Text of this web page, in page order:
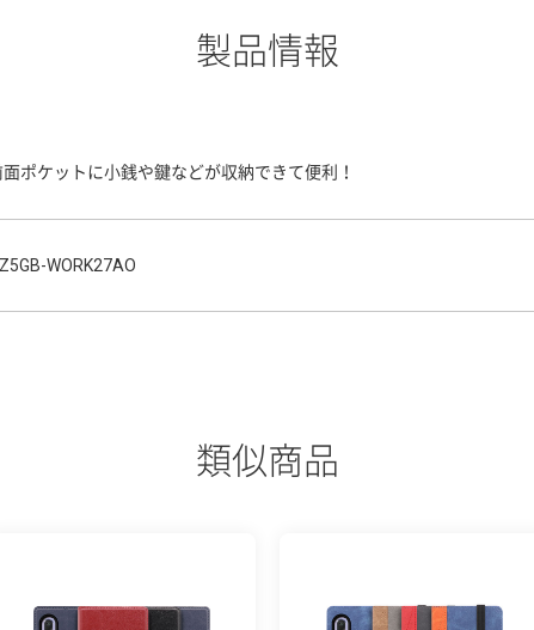
製品情報
面ポケットに小銭や鍵などが収納できて便利！
WORK27AO
類似商品